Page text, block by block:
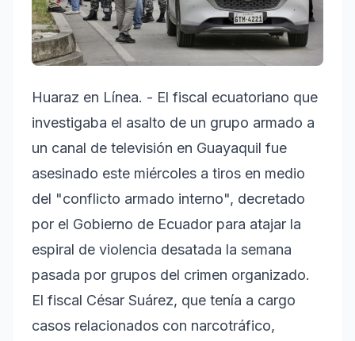
Huaraz en Línea. - El fiscal ecuatoriano que
investigaba el asalto de un grupo armado a
un canal de televisión en Guayaquil fue
asesinado este miércoles a tiros en medio
del "conflicto armado interno", decretado
por el Gobierno de Ecuador para atajar la
espiral de violencia desatada la semana
pasada por grupos del crimen organizado.
El fiscal César Suárez, que tenía a cargo
casos relacionados con narcotráfico,